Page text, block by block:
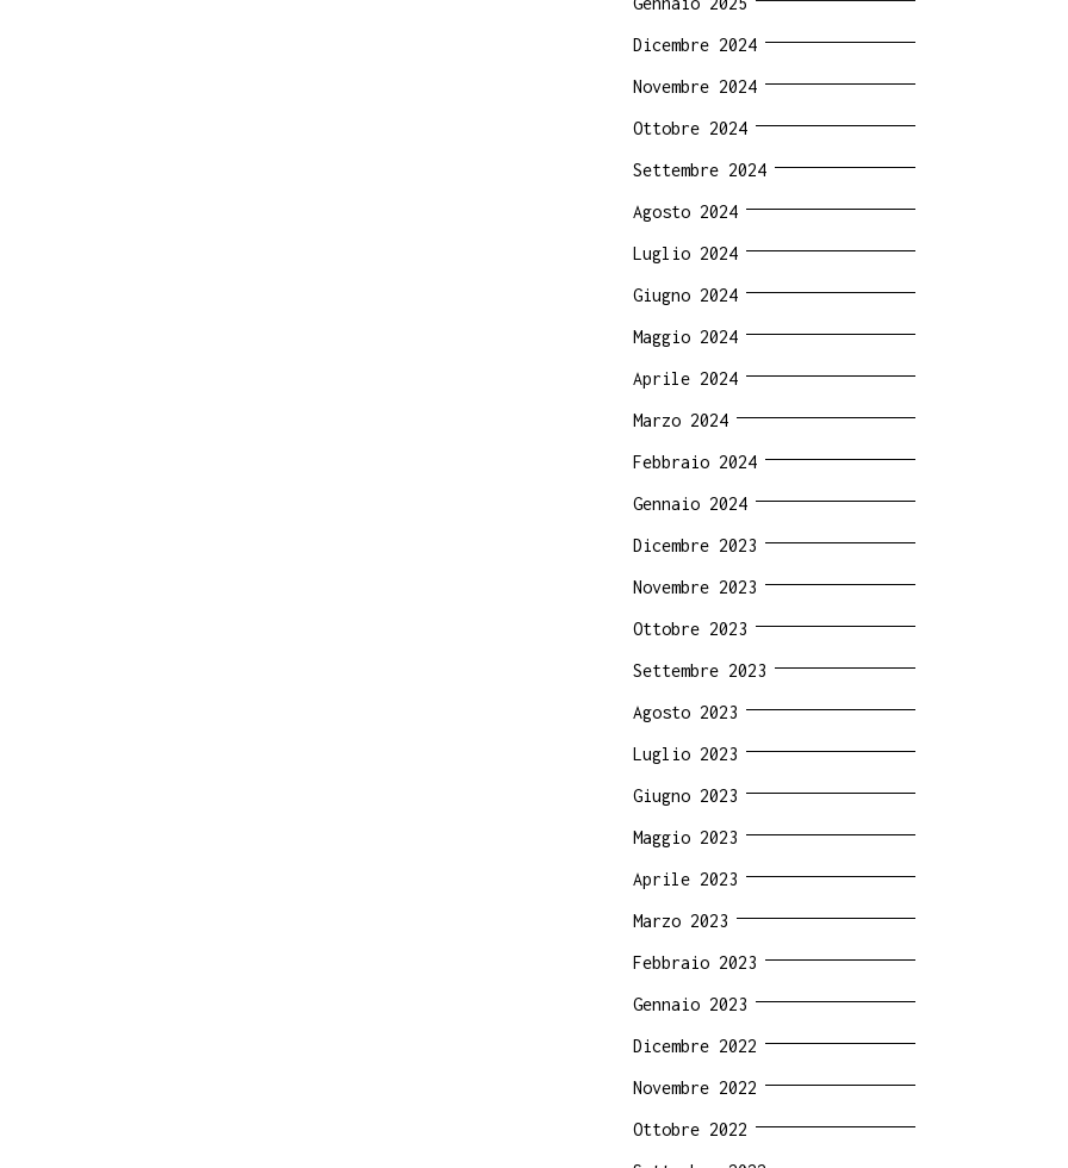
Dicembre 2024
Novembre 2024
Ottobre 2024
Settembre 2024
Agosto 2024
Luglio 2024
Giugno 2024
Maggio 2024
Aprile 2024
Marzo 2024
Febbraio 2024
Gennaio 2024
Dicembre 2023
Novembre 2023
Ottobre 2023
Settembre 2023
Agosto 2023
Luglio 2023
Giugno 2023
Maggio 2023
Aprile 2023
Marzo 2023
Febbraio 2023
Gennaio 2023
Dicembre 2022
Novembre 2022
Ottobre 2022